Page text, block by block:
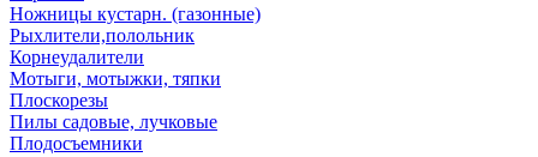
Ножницы кустарн. (газонные)
Рыхлители,полольник
Корнеудалители
Мотыги, мотыжки, тяпки
Плоскорезы
Пилы садовые, лучковые
Плодосъемники